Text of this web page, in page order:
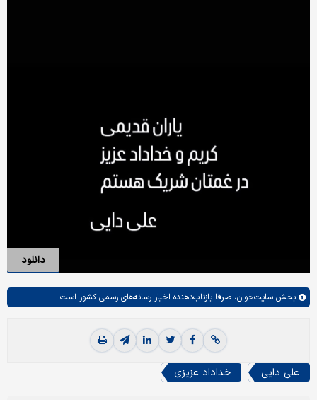
دانلود
بخش سایت‌خوان، صرفا بازتاب‌دهنده اخبار رسانه‌های رسمی کشور است.
علی دایی خداداد عزيزي